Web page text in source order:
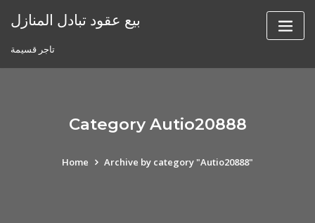
بيع عقود تبادل المنازل
تاجر قسيمة
Category Autio20888
Home Archive by category "Autio20888"